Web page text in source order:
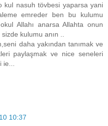
kul nasuh tövbesi yaparsa yani
emreder ben bu kulumu
Allahı anarsa Allahta onun
kulumu anın ..
daha yakından tanımak ve
paylaşmak ve nice seneleri
10:37